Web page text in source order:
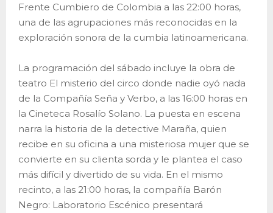
Frente Cumbiero de Colombia a las 22:00 horas,
una de las agrupaciones más reconocidas en la
exploración sonora de la cumbia latinoamericana.
La programación del sábado incluye la obra de
teatro El misterio del circo donde nadie oyó nada
de la Compañía Seña y Verbo, a las 16:00 horas en
la Cineteca Rosalío Solano. La puesta en escena
narra la historia de la detective Maraña, quien
recibe en su oficina a una misteriosa mujer que se
convierte en su clienta sorda y le plantea el caso
más difícil y divertido de su vida. En el mismo
recinto, a las 21:00 horas, la compañía Barón
Negro: Laboratorio Escénico presentará